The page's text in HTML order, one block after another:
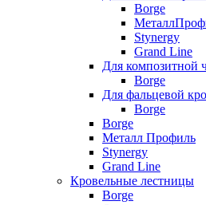
Borge
Stynergy
Grand Line
Для композитной
Borge
Для фальцевой
Borge
Borge
Металл Профиль
Stynergy
Grand Line
Кровельные лестницы
Borge